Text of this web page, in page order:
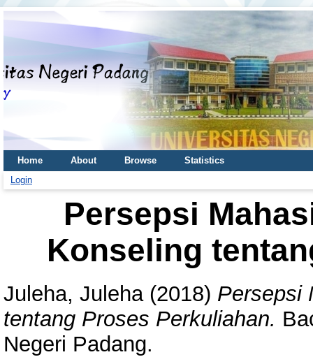
Home About Browse
Statistics
Login
Persepsi
Konseling
Juleha, Juleha(2018) Persepsi
tentang Proses Perkuliahan.
Negeri Padang.